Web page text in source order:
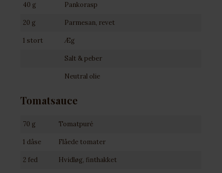
40 g Pankorasp
20 g Parmesan, revet
1 stort Æg
Salt & peber
Neutral olie
Tomatsauce
70 g Tomatpuré
1 dåse Flåede tomater
2 fed Hvidløg, finthakket